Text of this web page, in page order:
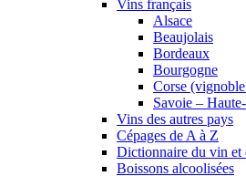
Vins français
Alsace
Beaujolais
Bordeaux
Bourgogne
Corse
Savoie –
Vins des autres pays
Cépages de A à Z
Dictionnaire du vin et
Boissons alcoolisées